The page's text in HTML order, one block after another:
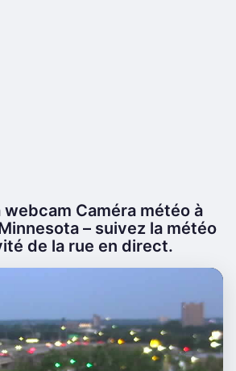
webcam Caméra météo à
– suivez la météo
de la rue en direct.